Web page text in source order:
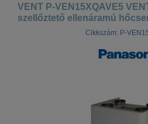
VENT P-VEN15XQAVE5
szellőztető ellenáramú
Cikkszám: P-